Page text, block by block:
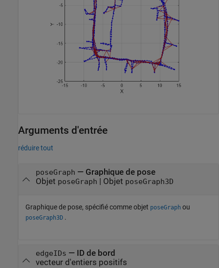
Arguments d'entrée
réduire tout
poseGraph — Graphique de pose
Objet poseGraph | Objet poseGraph3D
Graphique de pose, spécifié comme objet poseGraph ou
poseGraph3D .
edgeIDs — ID de bord
vecteur d'entiers positifs